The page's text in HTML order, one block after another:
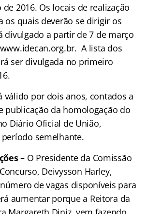
2016. Os locais de realização
os quais deverão se dirigir os
divulgado a partir de 7 de março
A lista dos
ser divulgada no primeiro
válido por dois anos, contados a
publicação da homologação do
Diário Oficial de União,
semelhante.
– O Presidente da Comissão
Deivysson Harley,
de vagas disponíveis para
aumentar porque a Reitora da